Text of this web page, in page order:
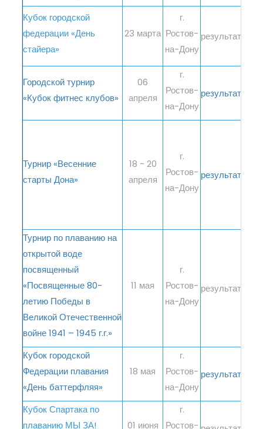
Кубок городской
федерации «День
стайера»
23 марта
г.
Ростов-
на-Дону
результаты
Городской турнир
«Кубок фитнес клубов»
06
апреля
г.
Ростов-
на-Дону
результаты
Турнир «Весенние
старты Дона»
18 - 20
апреля
г.
Ростов-
на-Дону
результаты
Турнир по плаванию на
открытой воде
посвященный
«Посвященные 80-
летию Победы в
Великой Отечественной
войне 1941 – 1945 г.г.»
11 мая
г.
Ростов-
на-Дону
результаты
Кубок городской
Федерации плавания
«День баттерфляя»
18 мая
г.
Ростов-
на-Дону
результаты
Кубок Спартака по
плаванию МЫ ЗА!
01 июня
г.
Ростов-